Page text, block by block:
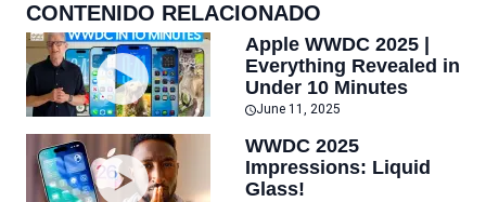
CONTENIDO RELACIONADO
Apple WWDC 2025 |
Everything Revealed in
Under 10 Minutes
June 11, 2025
WWDC 2025
Impressions: Liquid
Glass!